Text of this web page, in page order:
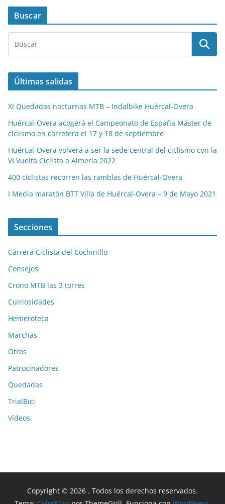
Buscar
Últimas salidas
XI Quedadas nocturnas MTB – Indalbike Huércal-Overa
Huércal-Overa acogerá el Campeonato de España Máster de
ciclismo en carretera el 17 y 18 de septiembre
Huércal-Overa volverá a ser la sede central del ciclismo con la
VI Vuelta Ciclista a Almería 2022
400 ciclistas recorren las ramblas de Huércal-Overa
I Media maratón BTT Villa de Huércal-Overa – 9 de Mayo 2021
Secciones
Carrera Ciclista del Cochinillo
Consejos
Crono MTB las 3 torres
Cuiriosidades
Hemeroteca
Marchas
Otros
Patrocinadores
Quedadas
TrialBici
Vídeos
Copyright © 2026 . Todos los derechos reservados.